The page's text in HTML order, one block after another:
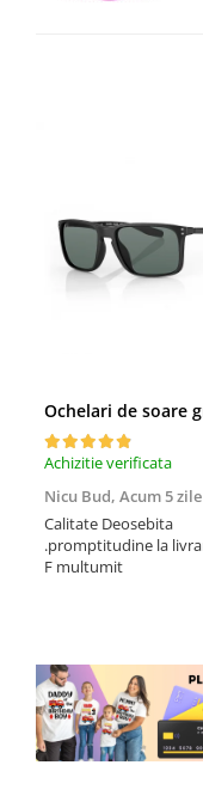
Achizitie verificata
Nicu Bud, Acum 5 zile
Calitate Deosebita
.promptitudine la livrare sunt
F multumit